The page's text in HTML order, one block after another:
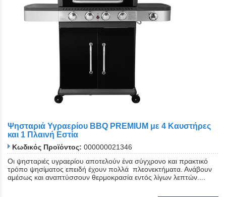
Ψησταριά Υγραερίου BBQ PREMIUM με 4 Καυστήρες
και 1 Πλαινή Εστία
Κωδικός Προϊόντος: 000000021346
Οι ψησταριές υγραερίου αποτελούν ένα σύγχρονο και πρακτικό
τρόπο ψησίματος επειδή έχουν πολλά πλεονεκτήματα. Ανάβουν
αμέσως και αναπτύσσουν θερμοκρασία εντός λίγων λεπτών....